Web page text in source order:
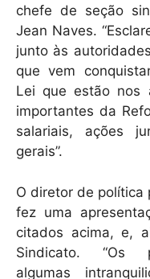
chefe de seção
Jean Naves.
junto às
que vem
Lei que estão nos
importantes da
salariais, ações
gerais”.
O diretor de política
fez uma
citados acima, e,
Sindicato. “Os
algumas